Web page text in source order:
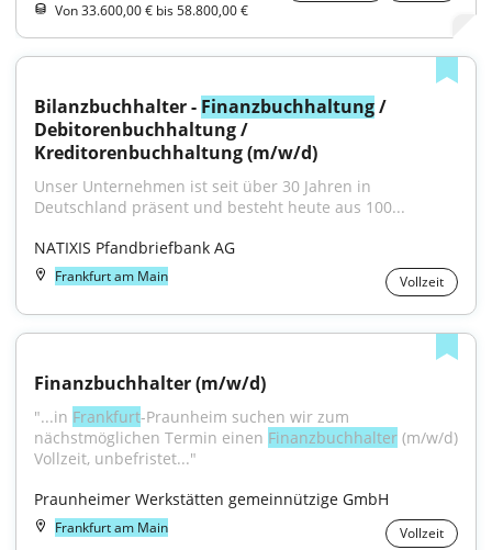
Von 33.600,00 € bis 58.800,00 €
Bilanzbuchhalter - Finanzbuchhaltung /
Debitorenbuchhaltung /
Kreditorenbuchhaltung (m/w/d)
Unser Unternehmen ist seit über 30 Jahren in
Deutschland präsent und besteht heute aus 100...
NATIXIS Pfandbriefbank AG
Frankfurt am Main Vollzeit
Finanzbuchhalter (m/w/d)
"...in Frankfurt-Praunheim suchen wir zum
nächstmöglichen Termin einen Finanzbuchhalter (m/w/d)
Vollzeit, unbefristet..."
Praunheimer Werkstätten gemeinnützige GmbH
Frankfurt am Main Vollzeit